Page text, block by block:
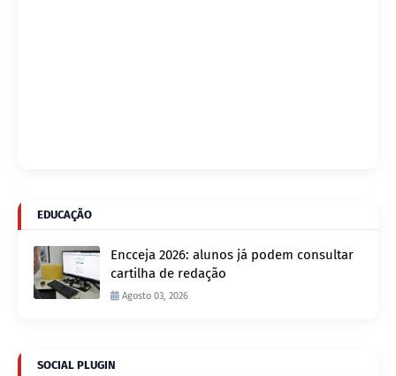
EDUCAÇÃO
Encceja 2026: alunos já podem consultar
cartilha de redação
Agosto 03, 2026
SOCIAL PLUGIN